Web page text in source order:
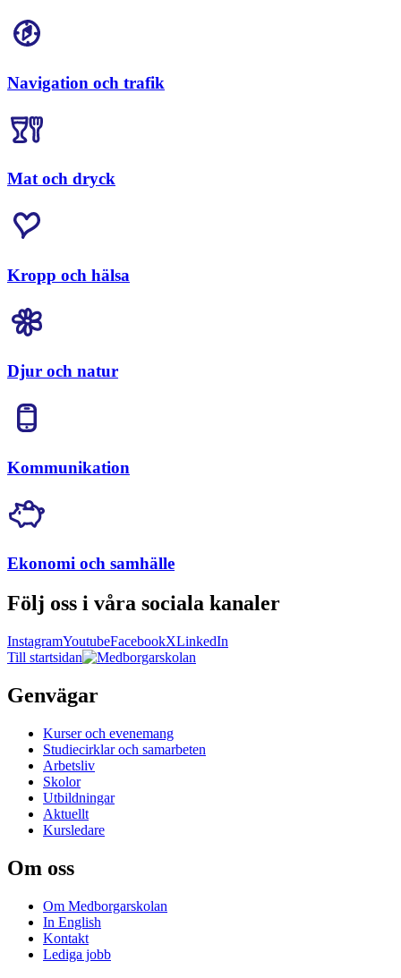
Navigation och trafik
Mat och dryck
Kropp och hälsa
Djur och natur
Kommunikation
Ekonomi och samhälle
Följ oss i våra sociala kanaler
InstagramYoutubeFacebookXLinkedIn
Till startsidan
Genvägar
Kurser och evenemang
Studiecirklar och samarbeten
Arbetsliv
Skolor
Utbildningar
Aktuellt
Kursledare
Om oss
Om Medborgarskolan
In English
Kontakt
Lediga jobb